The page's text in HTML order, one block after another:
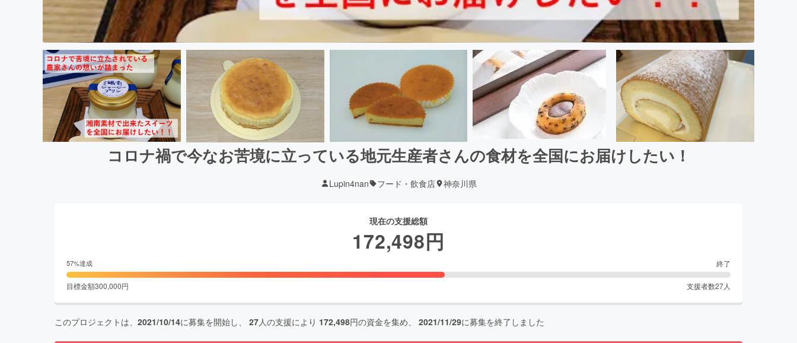
コロナ禍で今なお苦境に立っている地元生産者さんの食材を全国にお届けしたい！
Lupin4nan フード・飲食店 神奈川県
現在の支援総額
172,498円
57%達成 終了
目標金額300,000円 支援者数27人
このプロジェクトは、 2021/10/14に募集を開始し、 27人の支援により 172,498円の資金を集め、 2021/11/29に募集を終了しました